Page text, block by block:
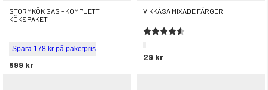
STORMKÖK GAS – KOMPLETT
KÖKSPAKET
Spara 178 kr på paketpris
699 kr
VIKKÅSA MIXADE FÄRGER
29 kr
Betyg:
4.1 utav 5 stjärnor